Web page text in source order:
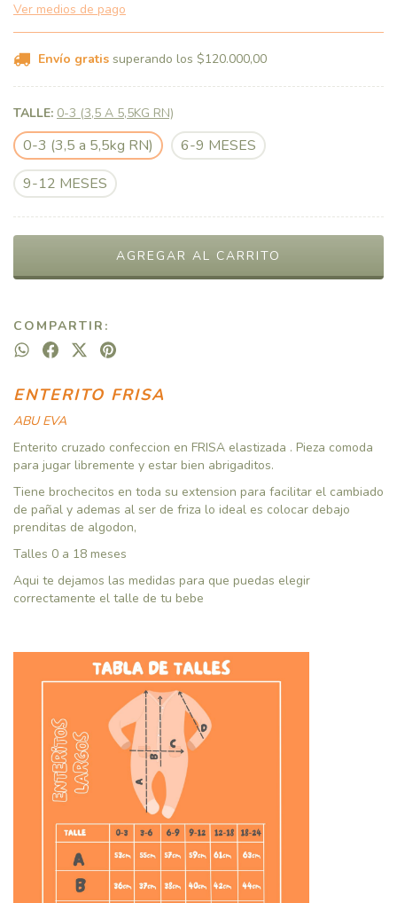
Ver medios de pago
Envío gratis superando los $120.000,00
TALLE: 0-3 (3,5 A 5,5KG RN)
0-3 (3,5 a 5,5kg RN)
6-9 MESES
9-12 MESES
COMPARTIR:
ENTERITO FRISA
ABU EVA
Enterito cruzado confeccion en FRISA elastizada . Pieza comoda
para jugar libremente y estar bien abrigaditos.
Tiene brochecitos en toda su extension para facilitar el cambiado
de pañal y ademas al ser de friza lo ideal es colocar debajo
prenditas de algodon,
Talles 0 a 18 meses
Aqui te dejamos las medidas para que puedas elegir
correctamente el talle de tu bebe